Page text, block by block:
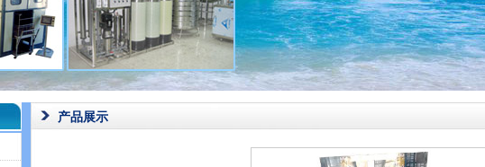
产品展示